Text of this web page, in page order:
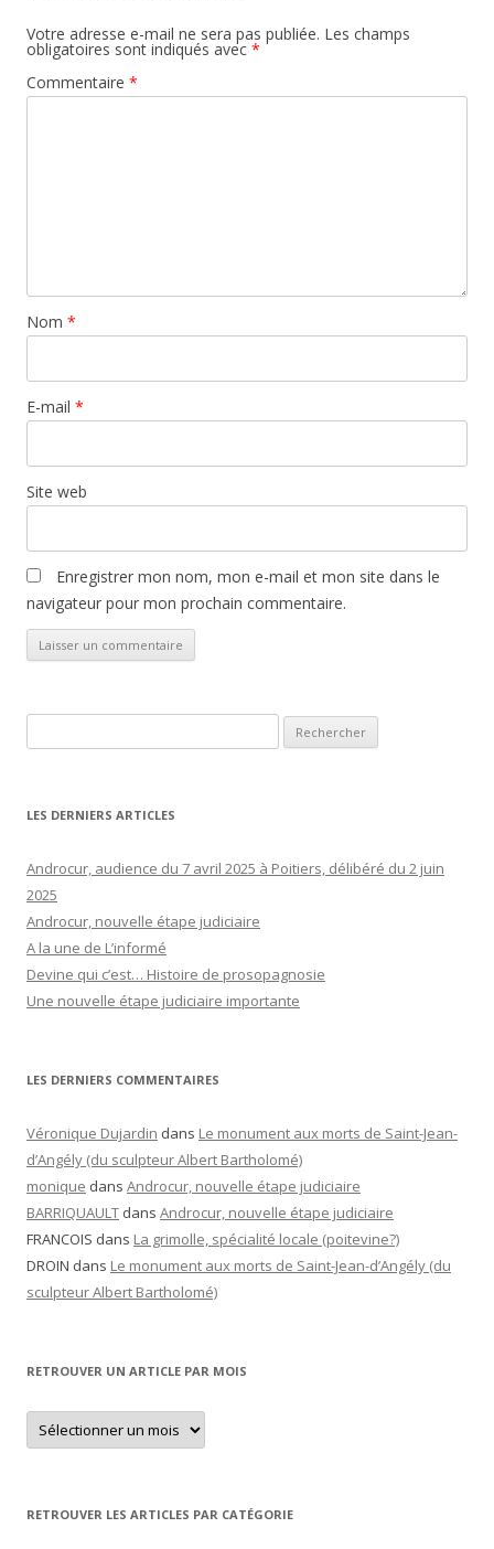
Votre adresse e-mail ne sera pas publiée. Les champs
obligatoires sont indiqués avec *
Commentaire *
Nom *
E-mail *
Site web
Enregistrer mon nom, mon e-mail et mon site dans le
navigateur pour mon prochain commentaire.
LES DERNIERS ARTICLES
Androcur, audience du 7 avril 2025 à Poitiers, délibéré du 2 juin
2025
Androcur, nouvelle étape judiciaire
A la une de L’informé
Devine qui c’est… Histoire de prosopagnosie
Une nouvelle étape judiciaire importante
LES DERNIERS COMMENTAIRES
Véronique Dujardin dans Le monument aux morts de Saint-Jean-
d’Angély (du sculpteur Albert Bartholomé)
monique dans Androcur, nouvelle étape judiciaire
BARRIQUAULT dans Androcur, nouvelle étape judiciaire
FRANCOIS dans La grimolle, spécialité locale (poitevine?)
DROIN dans Le monument aux morts de Saint-Jean-d’Angély (du
sculpteur Albert Bartholomé)
RETROUVER UN ARTICLE PAR MOIS
Retrouver
un
article
RETROUVER LES ARTICLES PAR CATÉGORIE